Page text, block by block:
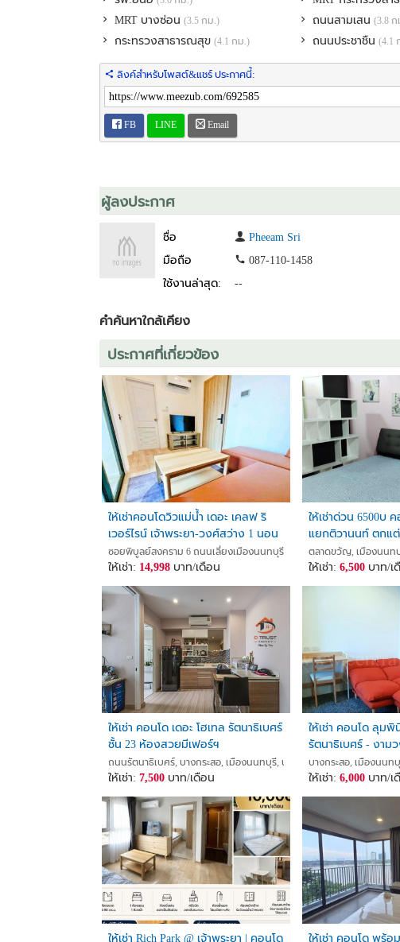
สิ่งอำนวยความสะดวก
- สระว่ายน้ำ, ฟิตเนส
- รปภ., กล้องวงจรปิดโครงการ, ประตู Key Card
- สวนหย่อม (สวนรวมใจ วิวแม่น้ำ)
- อื่นๆ (สนามเด็กเล่น, ห้องสันทนาการ)
สนใจโทรสอบบถามก่อนได้ค่ะ
- เรวัฒน์ โทร. 085-819-3055
MRT บางซ่อน (3.5 กม.) ถนนสามเสน(3.8
กระทรวงสาธารณสุข (4.1 กม.) ถนนประชาชืน(4.1
ลิงค์สำหรับโพสต์&แชร์ ประกาศนี้:
FB LINE Email
ผู้ลงประกาศ
ชื่อ
Pheeam Sri
มือถือ
087-110-1458
ใช้งานล่าสุด:
--
คำค้นหาใกล้เคียง
ประกาศที่เกี่ยวข้อง
ให้เช่าคอนโดวิวแม่น้ำ เดอะ เคลฟ ริ
เวอร์ไรน์ เจ้าพระยา-วงศ์สว่าง 1 นอน
1 น้ำ 30 ตร.ม.ชั้น 26 เฟอร์ฯ มจพ.1.2
กม.ตลาด
ซอยพิบูลย์สงคราม 6 ถนนเลี่ยงเมืองนนทบุรี 8, สวนใหญ่, เมืองนนทบุรี,
ให้เช่า: 14,998บาท/เดือน
ให้เช่าด่วน 6500บ
แยกติวานนท์ ตกแ
ติดถนนใหญ่ใกล้รถ
ตลาดขวัญ, เมืองนนท
ให้เช่า:6,500 บาท/เ
ให้เช่า คอนโด เดอะ โฮเทล รัตนาธิเบศร์
ชั้น 23 ห้องสวยมีเฟอร์ฯ
ถนนรัตนาธิเบศร์, บางกระสอ, เมืองนนทบุรี, นนทบุรี
ให้เช่า: 7,500บาท/เดือน
ให้เช่า คอนโด ลุมพิ
รัตนาธิเบศร์ - งาม
บางกระสอ
บางกระสอ, เมืองนนท
ให้เช่า:6,000 บาท/เ
ให้เช่า Rich Park @ เจ้าพระยา | คอนโด ให้เช่า คอนโด พร้อ